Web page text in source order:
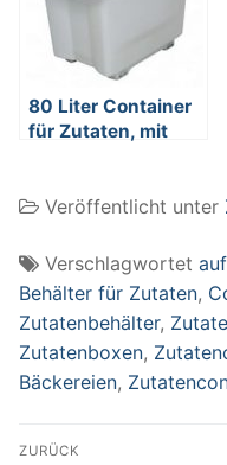
Kunststoff (PP),
weiß
80 Liter Container
für Zutaten, mit
Veröffentlicht unter
Verschlagwortet
Behälter für Zutaten,
Zutatenbehälter,
Zutatenboxen,
Bäckereien,
ZURÜCK